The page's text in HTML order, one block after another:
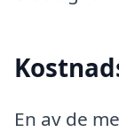
En av de